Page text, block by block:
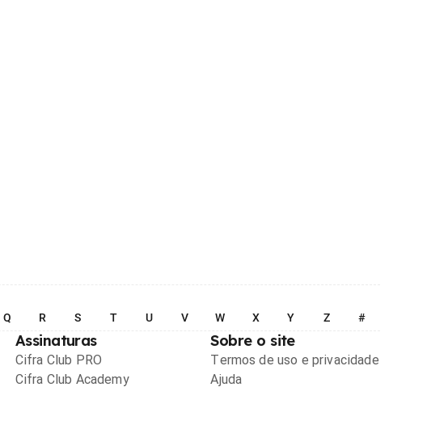
Q R S T U V W X Y Z #
Assinaturas
Cifra Club PRO
Cifra Club Academy
Sobre o site
Termos de uso e privacidade
Ajuda